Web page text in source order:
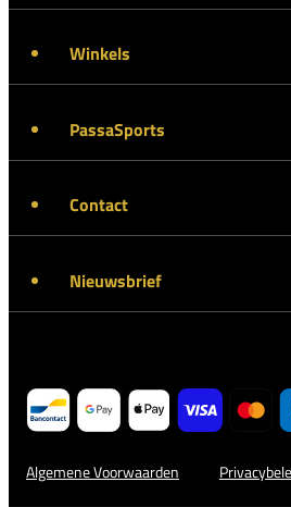
Winkels
PassaSports
Contact
Nieuwsbrief
Algemene Voorwaarden